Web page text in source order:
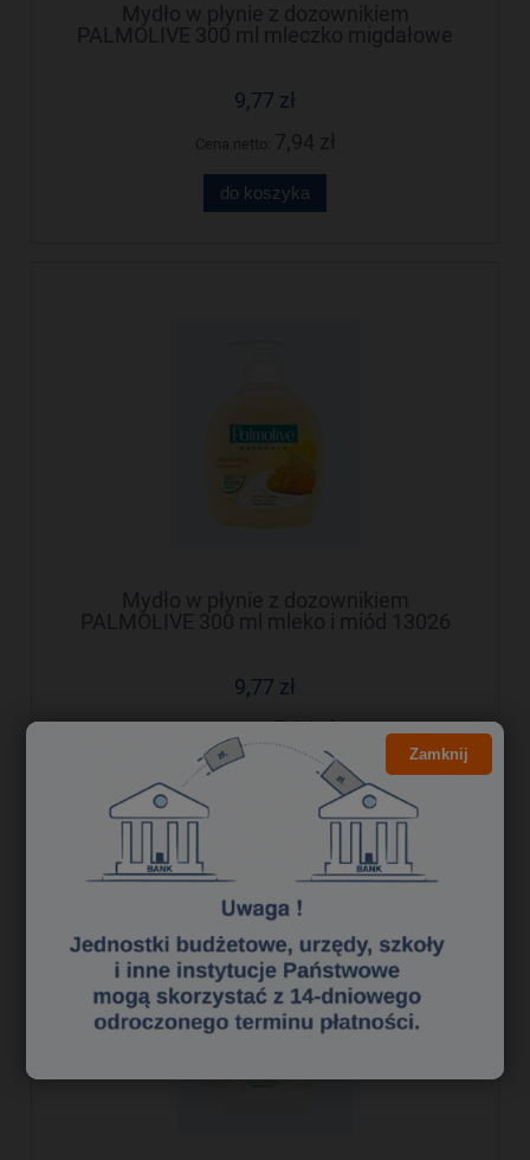
Mydło w płynie z dozownikiem
PALMOLIVE 300 ml mleczko migdałowe
9,77 zł
do koszyka
Mydło w płynie z dozownikiem
PALMOLIVE 300 ml mleko i miód 13026
9,77 zł
7,94 zł
Zamknij